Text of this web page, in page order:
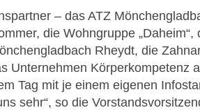
– das ATZ
die Wohngruppe „Daheim“,
Rheydt, die
Unternehmen Körperkompetenz
Tag mit je einem eigenen
sehr“, so die